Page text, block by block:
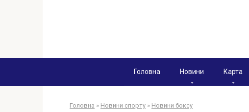
Головна Новини Карта
Головна » Новини спорту » Новини боксу